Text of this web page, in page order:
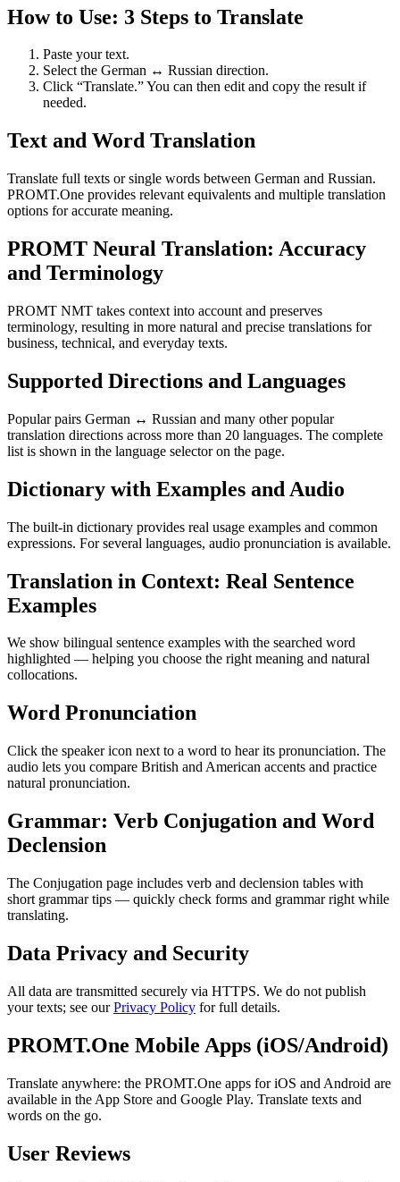
How to Use: 3 Steps to Translate
Paste your text.
Select the German ↔ Russian direction.
Click “Translate.” You can then edit and copy the result if
needed.
Text and Word Translation
Translate full texts or single words between German and Russian.
PROMT.One provides relevant equivalents and multiple translation
options for accurate meaning.
PROMT Neural Translation: Accuracy
and Terminology
PROMT NMT takes context into account and preserves
terminology, resulting in more natural and precise translations for
business, technical, and everyday texts.
Supported Directions and Languages
Popular pairs German ↔ Russian and many other popular
translation directions across more than 20 languages. The complete
list is shown in the language selector on the page.
Dictionary with Examples and Audio
The built-in dictionary provides real usage examples and common
expressions. For several languages, audio pronunciation is available.
Translation in Context: Real Sentence
Examples
We show bilingual sentence examples with the searched word
highlighted — helping you choose the right meaning and natural
collocations.
Word Pronunciation
Click the speaker icon next to a word to hear its pronunciation. The
audio lets you compare British and American accents and practice
natural pronunciation.
Grammar: Verb Conjugation and Word
Declension
The Conjugation page includes verb and declension tables with
short grammar tips — quickly check forms and grammar right while
translating.
Data Privacy and Security
All data are transmitted securely via HTTPS. We do not publish
your texts; see ourPrivacy Policy for full details.
PROMT.One Mobile Apps (iOS/Android)
Translate anywhere: the PROMT.One apps for iOS and Android are
available in the App Store and Google Play. Translate texts and
words on the go.
User Reviews